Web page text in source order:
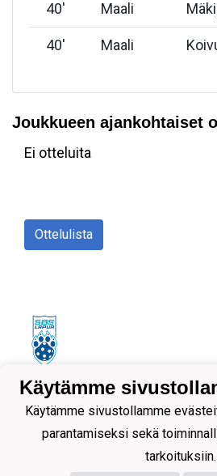
40' Maali
40' Maali
Joukkueen ajankohtaiset
Ei otteluita
Ottelulista
Tietosuojaseloste
Käytämme
Käytämme sivustollamme
parantamiseksi sekä
tarkoituksiin.